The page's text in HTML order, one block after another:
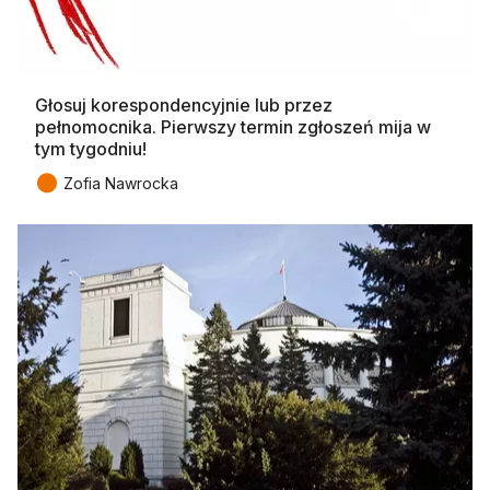
Głosuj korespondencyjnie lub przez
pełnomocnika. Pierwszy termin zgłoszeń mija w
tym tygodniu!
● Zofia Nawrocka